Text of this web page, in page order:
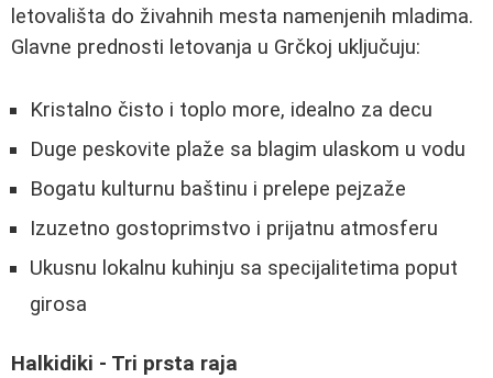
letovališta do živahnih mesta namenjenih mladima.
Glavne prednosti letovanja u Grčkoj uključuju:
Kristalno čisto i toplo more, idealno za decu
Duge peskovite plaže sa blagim ulaskom u vodu
Bogatu kulturnu baštinu i prelepe pejzaže
Izuzetno gostoprimstvo i prijatnu atmosferu
Ukusnu lokalnu kuhinju sa specijalitetima poput
girosa
Halkidiki - Tri prsta raja